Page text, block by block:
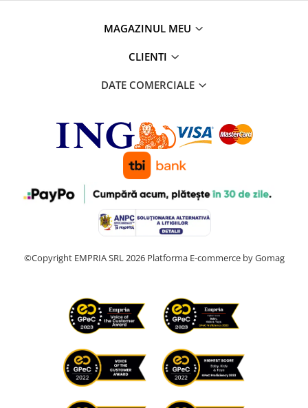
MAGAZINUL MEU
CLIENTI
DATE COMERCIALE
©Copyright EMPRIA SRL 2026 Platforma E-commerce by Gomag